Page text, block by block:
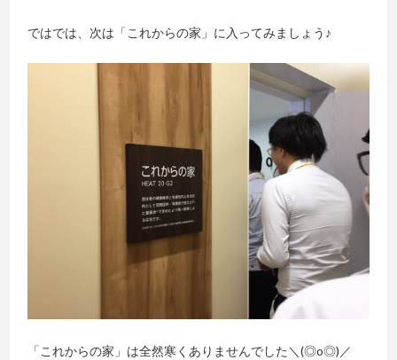
ではでは、次は「これからの家」に入ってみましょう♪
「これからの家」は全然寒くありませんでした＼(◎o◎)／